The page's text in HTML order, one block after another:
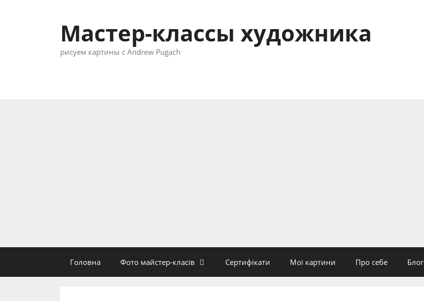
Мастер-классы художника
рисуем картины с Andrew Pugach
Головна Фото майстер-класів Сертифікати Мої картини Про себе Блог